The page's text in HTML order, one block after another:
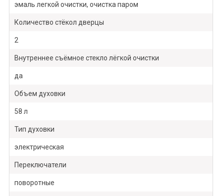
эмаль легкой очистки, очистка паром
Количество стёкол дверцы
2
Внутреннее съёмное стекло лёгкой очистки
да
Объем духовки
58 л
Тип духовки
электрическая
Переключатели
поворотные